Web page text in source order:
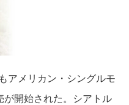
アメリカン・シングルモ
が開始された。シアトル